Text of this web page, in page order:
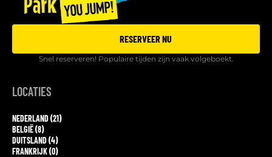
RESERVEER NU
Snel reserveren! Populaire tijden zijn vaak volgeboekt.
LOCATIES
NEDERLAND (21)
BELGIË (8)
DUITSLAND (4)
FRANKRIJK (0)